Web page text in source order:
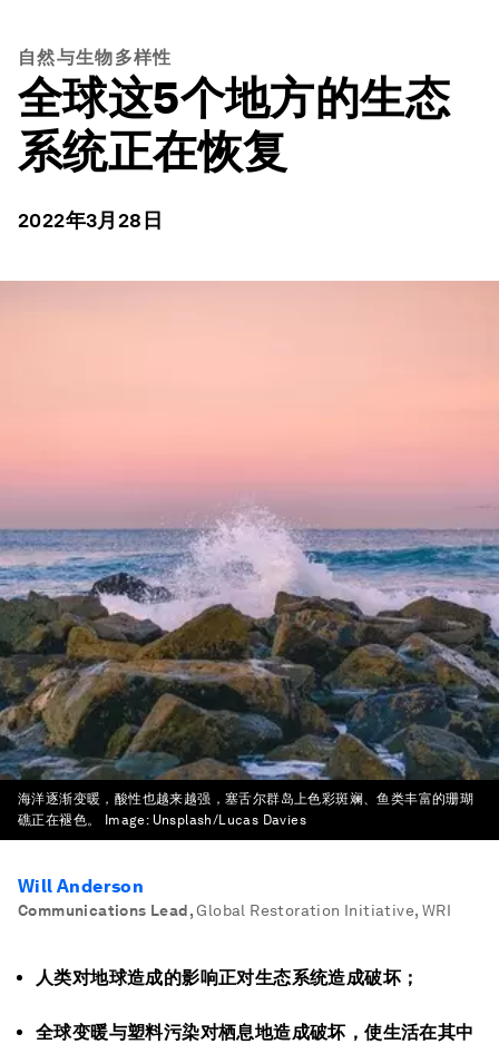
自然与生物多样性
全球这5个地方的生态
系统正在恢复
2022年3月28日
海洋逐渐变暖，酸性也越来越强，塞舌尔群岛上色彩斑斓、鱼类丰富的珊瑚
礁正在褪色。
Image: Unsplash/Lucas Davies
Will Anderson
Communications Lead, Global Restoration Initiative, WRI
人类对地球造成的影响正对生态系统造成破坏；
全球变暖与塑料污染对栖息地造成破坏，使生活在其中